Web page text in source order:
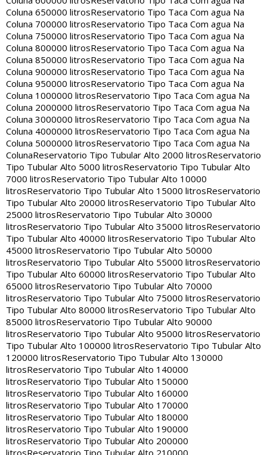
Coluna 650000 litrosReservatorio Tipo Taca Com agua Na
Coluna 700000 litrosReservatorio Tipo Taca Com agua Na
Coluna 750000 litrosReservatorio Tipo Taca Com agua Na
Coluna 800000 litrosReservatorio Tipo Taca Com agua Na
Coluna 850000 litrosReservatorio Tipo Taca Com agua Na
Coluna 900000 litrosReservatorio Tipo Taca Com agua Na
Coluna 950000 litrosReservatorio Tipo Taca Com agua Na
Coluna 1000000 litrosReservatorio Tipo Taca Com agua Na
Coluna 2000000 litrosReservatorio Tipo Taca Com agua Na
Coluna 3000000 litrosReservatorio Tipo Taca Com agua Na
Coluna 4000000 litrosReservatorio Tipo Taca Com agua Na
Coluna 5000000 litrosReservatorio Tipo Taca Com agua Na
ColunaReservatorio Tipo Tubular Alto 2000 litrosReservatorio
Tipo Tubular Alto 5000 litrosReservatorio Tipo Tubular Alto
7000 litrosReservatorio Tipo Tubular Alto 10000
litrosReservatorio Tipo Tubular Alto 15000 litrosReservatorio
Tipo Tubular Alto 20000 litrosReservatorio Tipo Tubular Alto
25000 litrosReservatorio Tipo Tubular Alto 30000
litrosReservatorio Tipo Tubular Alto 35000 litrosReservatorio
Tipo Tubular Alto 40000 litrosReservatorio Tipo Tubular Alto
45000 litrosReservatorio Tipo Tubular Alto 50000
litrosReservatorio Tipo Tubular Alto 55000 litrosReservatorio
Tipo Tubular Alto 60000 litrosReservatorio Tipo Tubular Alto
65000 litrosReservatorio Tipo Tubular Alto 70000
litrosReservatorio Tipo Tubular Alto 75000 litrosReservatorio
Tipo Tubular Alto 80000 litrosReservatorio Tipo Tubular Alto
85000 litrosReservatorio Tipo Tubular Alto 90000
litrosReservatorio Tipo Tubular Alto 95000 litrosReservatorio
Tipo Tubular Alto 100000 litrosReservatorio Tipo Tubular Alto
120000 litrosReservatorio Tipo Tubular Alto 130000
litrosReservatorio Tipo Tubular Alto 140000
litrosReservatorio Tipo Tubular Alto 150000
litrosReservatorio Tipo Tubular Alto 160000
litrosReservatorio Tipo Tubular Alto 170000
litrosReservatorio Tipo Tubular Alto 180000
litrosReservatorio Tipo Tubular Alto 190000
litrosReservatorio Tipo Tubular Alto 200000